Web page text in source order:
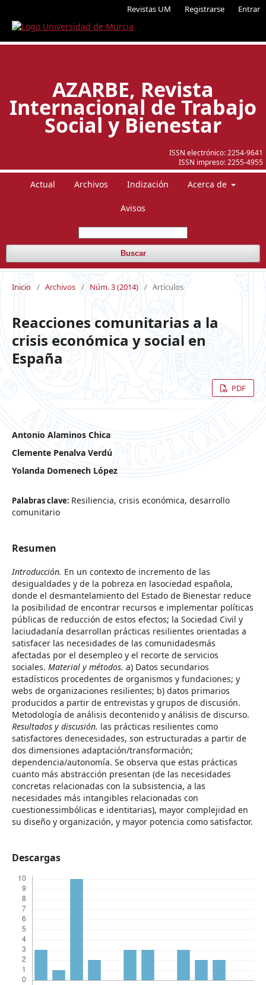
Revistas UM Registrarse Entrar
ISSN electrónico: 2254-9641
ISSN impreso: 2255-4955
AZARBE, Revista
Internacional de Trabajo
Social y Bienestar
Actual Archivos Indización Acerca de
Avisos
Buscar
Inicio / Archivos / Núm. 3 (2014) / Artículos
Reacciones comunitarias a la
crisis económica y social en
España
PDF
Antonio Alaminos Chica
Clemente Penalva Verdú
Yolanda Domenech López
Palabras clave: Resiliencia, crisis económica, desarrollo
comunitario
Resumen
Introducción. En un contexto de incremento de las
desigualdades y de la pobreza en lasociedad española,
donde el desmantelamiento del Estado de Bienestar reduce
la posibilidad de encontrar recursos e implementar políticas
públicas de reducción de estos efectos; la Sociedad Civil y
laciudadanía desarrollan prácticas resilientes orientadas a
satisfacer las necesidades de las comunidadesmás
afectadas por el desempleo y el recorte de servicios
sociales. Material y métodos. a) Datos secundarios
estadísticos procedentes de organismos y fundaciones; y
webs de organizaciones resilientes; b) datos primarios
producidos a partir de entrevistas y grupos de discusión.
Metodología de análisis decontenido y análisis de discurso.
Resultados y discusión. las prácticas resilientes como
satisfactores denecesidades, son estructuradas a partir de
dos dimensiones adaptación/transformación;
dependencia/autonomía. Se observa que estas prácticas
cuanto más abstracción presentan (de las necesidades
concretas relacionadas con la subsistencia, a las
necesidades más intangibles relacionadas con
cuestionessimbólicas e identitarias), mayor complejidad en
su diseño y organización, y mayor potencia como satisfactor.
Descargas